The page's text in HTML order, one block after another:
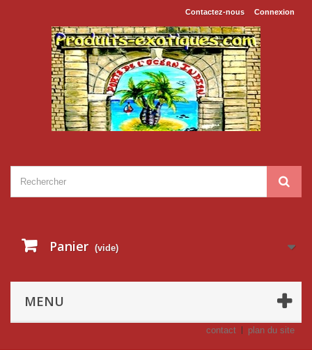
Connexion
Contactez-nous
Panier (vide)
MENU
contact plan du site